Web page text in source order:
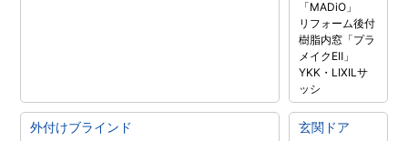
「MADiO」
リフォーム後付
樹脂内窓「プラ
メイクEⅡ」
YKK・LIXILサ
ッシ
外付けブラインド 玄関ドア